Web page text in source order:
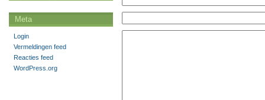
Meta
Login
Vermeldingen feed
Reacties feed
WordPress.org